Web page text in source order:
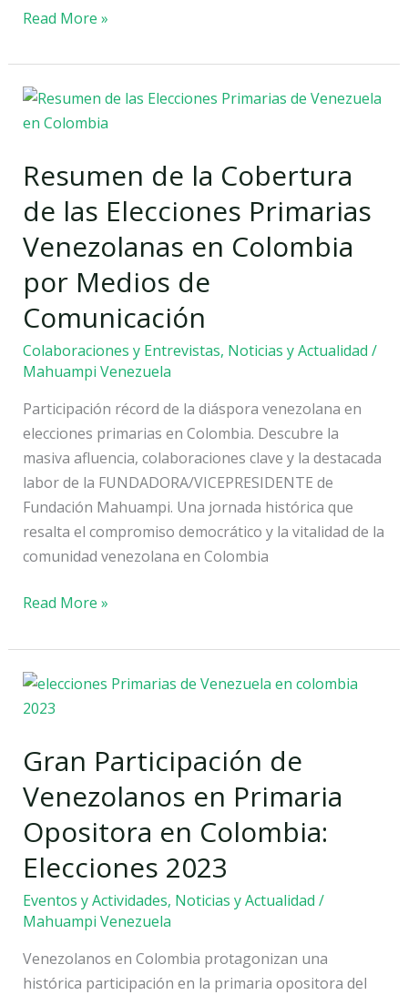
Read More »
Resumen de la Cobertura
de las Elecciones Primarias
Venezolanas en Colombia
por Medios de
Comunicación
Colaboraciones y Entrevistas, Noticias y Actualidad /
Mahuampi Venezuela
Participación récord de la diáspora venezolana en
elecciones primarias en Colombia. Descubre la
masiva afluencia, colaboraciones clave y la destacada
labor de la FUNDADORA/VICEPRESIDENTE de
Fundación Mahuampi. Una jornada histórica que
resalta el compromiso democrático y la vitalidad de la
comunidad venezolana en Colombia
Resumen
de
Cobertura
de
las
Elecciones
Primarias
Venezolanas
en
Colombia
por
de
Comunicación
Read More »
Gran Participación de
Venezolanos en Primaria
Opositora en Colombia:
Elecciones 2023
Eventos y Actividades, Noticias y Actualidad /
Mahuampi Venezuela
Venezolanos en Colombia protagonizan una
histórica participación en la primaria opositora del
Gran
Participación
Venezolanos
Primaria
Opositora
en
Colombia:
Elecciones
2023